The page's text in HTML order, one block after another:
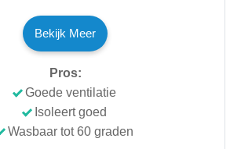
Bekijk Meer
Pros:
Goede ventilatie
Isoleert goed
Wasbaar tot 60 graden